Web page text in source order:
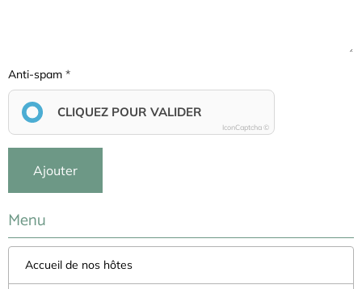
Anti-spam
CLIQUEZ POUR VALIDER
IconCaptcha ©
Ajouter
Menu
Accueil de nos hôtes